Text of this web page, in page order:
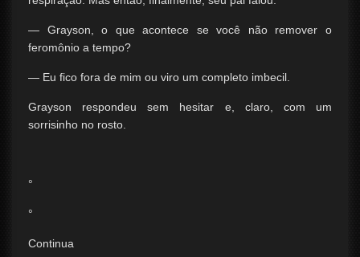
— Grayson, o que acontece se você não remover o
feromônio a tempo?
— Eu fico fora de mim ou viro um completo imbecil.
Grayson respondeu sem hesitar e, claro, com um
sorrisinho no rosto.
°
°
Continua